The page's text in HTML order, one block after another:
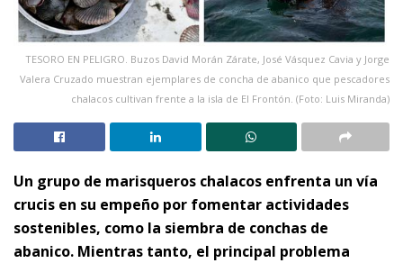
TESORO EN PELIGRO. Buzos David Morán Zárate, José Vásquez Cavia y Jorge
Valera Cruzado muestran ejemplares de concha de abanico que pescadores
chalacos cultivan frente a la isla de El Frontón. (Foto: Luis Miranda)
Un grupo de marisqueros chalacos enfrenta un vía
crucis en su empeño por fomentar actividades
sostenibles, como la siembra de conchas de
abanico. Mientras tanto, el principal problema